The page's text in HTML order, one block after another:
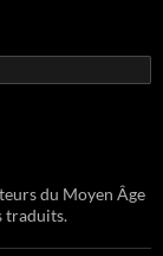
du Moyen Âge
traduits.